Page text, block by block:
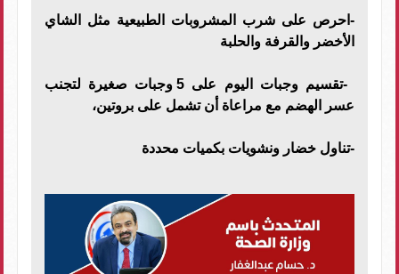
-احرص على شرب المشروبات الطبيعية مثل الشاي
الأخضر والقرفة والحلبة
-تقسيم وجبات اليوم على 5 وجبات صغيرة لتجنب
عسر الهضم مع مراعاة أن تشمل على بروتين،
-تناول خضار ونشويات بكميات محددة